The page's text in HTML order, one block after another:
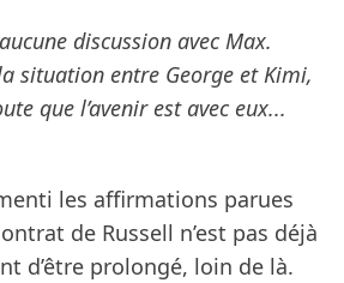
discussion avec Max.
situation entre George et Kimi,
que l’avenir est avec eux...
les affirmations parues
de Russell n’est pas déjà
d’être prolongé, loin de là.